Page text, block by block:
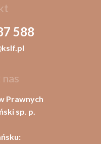
588
Prawnych
sp. p.